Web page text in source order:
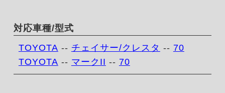
対応車種/型式
TOYOTA -- チェイサー/クレスタ -- 70
TOYOTA -- マークII -- 70